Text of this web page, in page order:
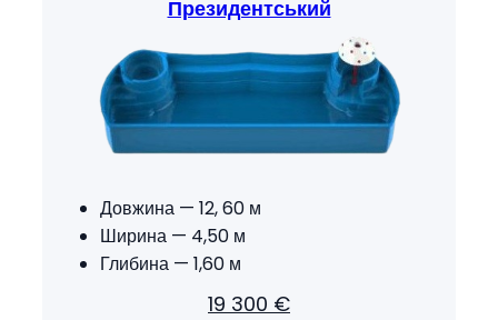
Президентський
Довжина — 12, 60 м
Ширина — 4,50 м
Глибина — 1,60 м
19 300 €